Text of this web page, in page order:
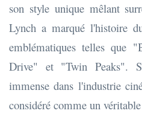
son style unique mêlant
Lynch a marqué l'histoire
emblématiques telles que
Drive" et "Twin Peaks".
immense dans l'industrie
considéré comme un